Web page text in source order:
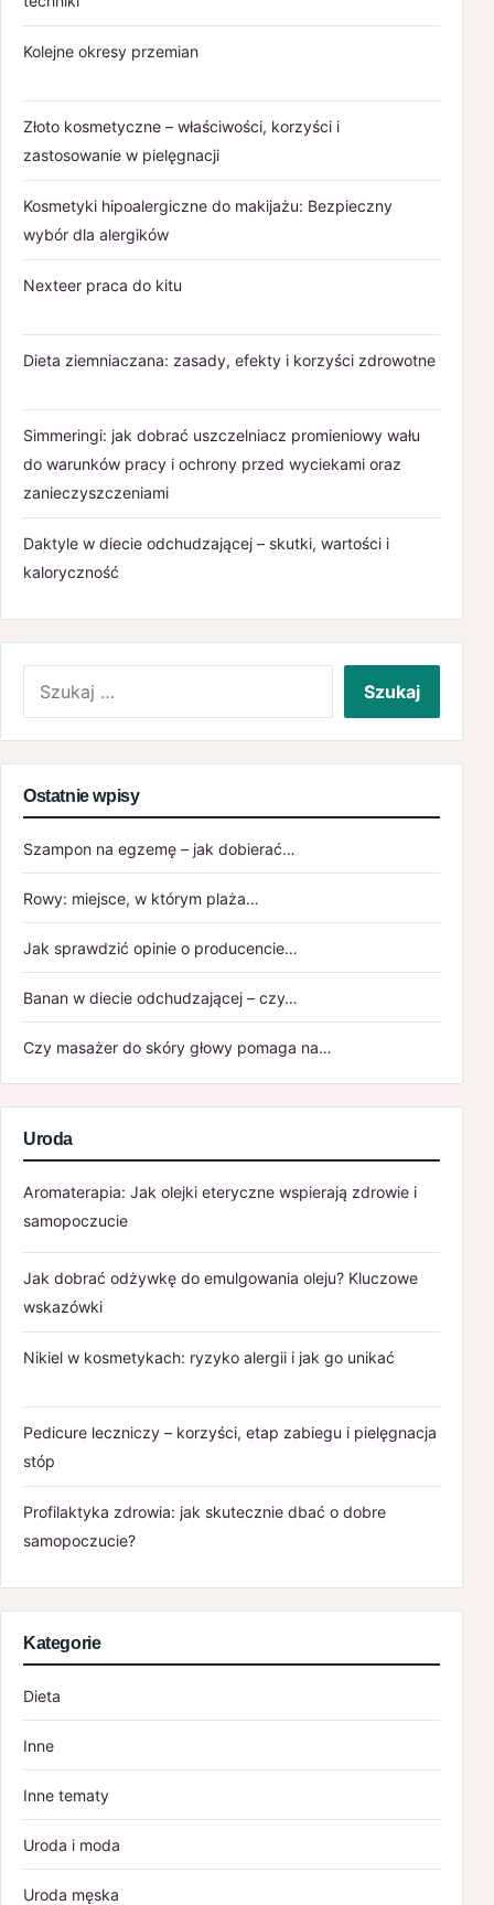
Kolejne okresy przemian
Złoto kosmetyczne – właściwości, korzyści i
zastosowanie w pielęgnacji
Kosmetyki hipoalergiczne do makijażu: Bezpieczny
wybór dla alergików
Nexteer praca do kitu
Dieta ziemniaczana: zasady, efekty i korzyści zdrowotne
Simmeringi: jak dobrać uszczelniacz promieniowy wału
do warunków pracy i ochrony przed wyciekami oraz
zanieczyszczeniami
Daktyle w diecie odchudzającej – skutki, wartości i
kaloryczność
Ostatnie wpisy
Szampon na egzemę – jak dobierać…
Rowy: miejsce, w którym plaża…
Jak sprawdzić opinie o producencie…
Banan w diecie odchudzającej – czy…
Czy masażer do skóry głowy pomaga na…
Uroda
Aromaterapia: Jak olejki eteryczne wspierają zdrowie i
samopoczucie
Jak dobrać odżywkę do emulgowania oleju? Kluczowe
wskazówki
Nikiel w kosmetykach: ryzyko alergii i jak go unikać
Pedicure leczniczy – korzyści, etap zabiegu i pielęgnacja
stóp
Profilaktyka zdrowia: jak skutecznie dbać o dobre
samopoczucie?
Kategorie
Dieta
Inne
Inne tematy
Uroda i moda
Uroda męska